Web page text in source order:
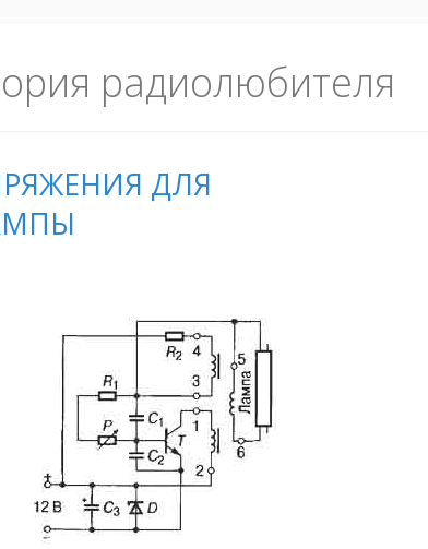
радиолюбителя
ДЛЯ